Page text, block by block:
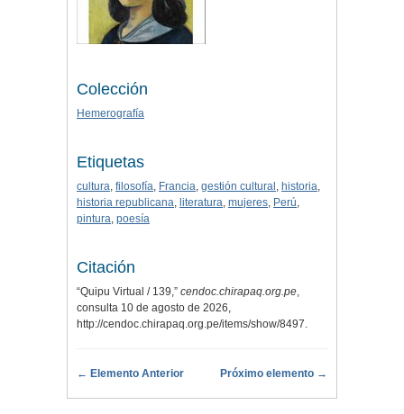
Colección
Hemerografía
Etiquetas
cultura, filosofía, Francia, gestión cultural , historia,
historia republicana, literatura, mujeres, Perú,
pintura, poesía
Citación
“Quipu Virtual / 139,” cendoc.chirapaq.org.pe,
consulta 10 de agosto de 2026,
http://cendoc.chirapaq.org.pe/items/show/8497.
← Elemento Anterior Próximo elemento →